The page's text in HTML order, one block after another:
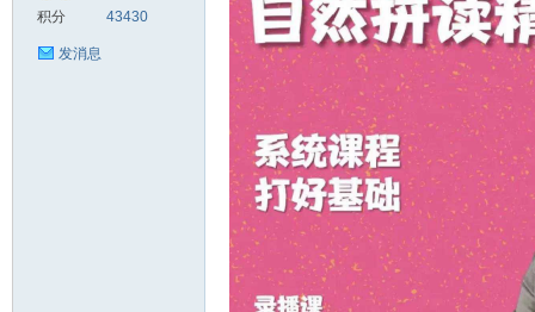
积分 43430
发消息